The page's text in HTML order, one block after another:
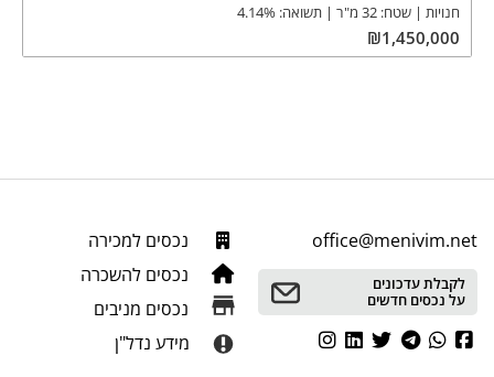
חנויות שטח: 32 מ"ר תשואה: 4.14%
₪1,450,000
office@menivim.net
לקבלת עדכונים
על נכסים חדשים
נכסים למכירה
נכסים להשכרה
נכסים מניבים
מידע נדל"ן